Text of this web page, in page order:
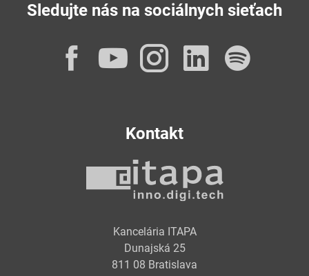
Sledujte nás na sociálnych sieťach
Facebook
YouTube
Instagram
Kontakt
Kancelária ITAPA
Dunajská 25
811 08 Bratislava